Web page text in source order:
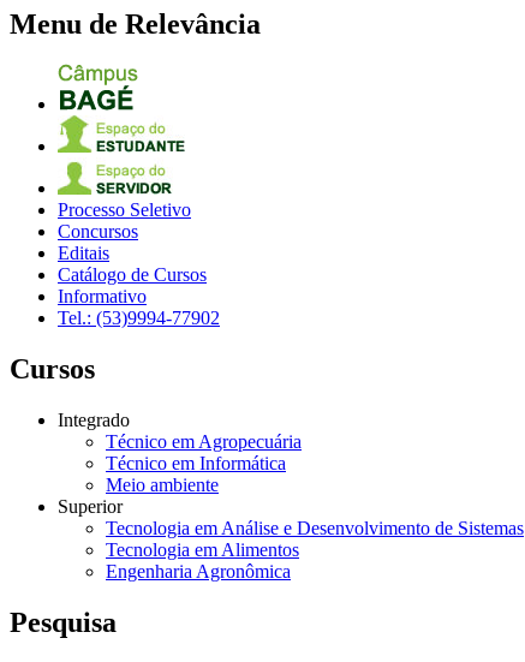
Menu de Relevância
Processo Seletivo
Concursos
Editais
Catálogo de Cursos
Informativo
Tel.: (53)9994-77902
Cursos
Integrado
Técnico em Agropecuária
Técnico em Informática
Meio ambiente
Superior
Tecnologia em Análise e Desenvolvimento de Sistemas
Tecnologia em Alimentos
Engenharia Agronômica
Pesquisa